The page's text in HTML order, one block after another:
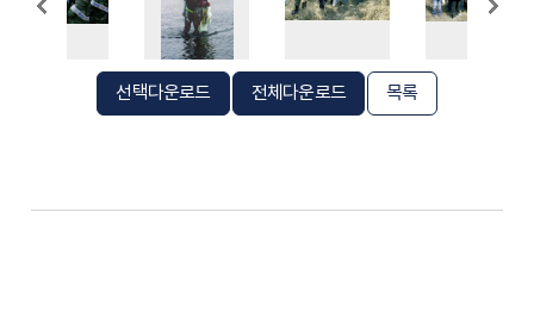
선택다운로드 전체다운로드 목록